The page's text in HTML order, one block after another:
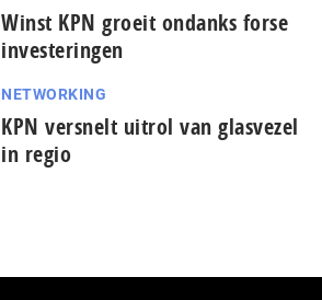
Winst KPN groeit ondanks forse
investeringen
NETWORKING
KPN versnelt uitrol van glasvezel
in regio